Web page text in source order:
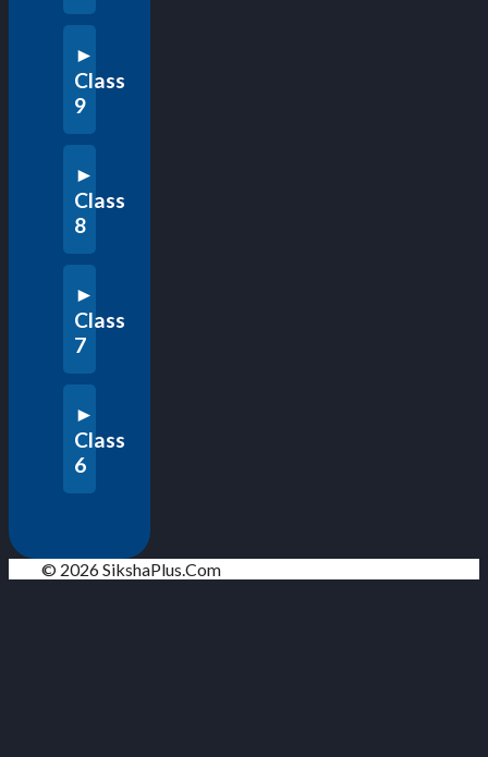
Class
9
Class
8
Class
7
Class
6
© 2026 SikshaPlus.Com